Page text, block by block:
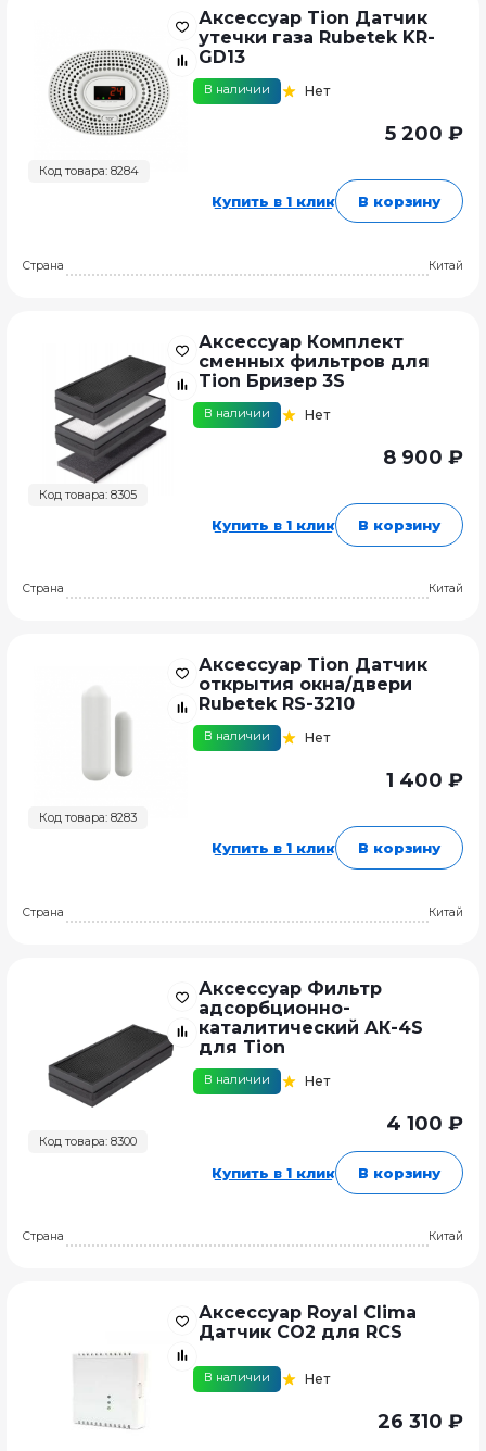
Код товара: 8284
Аксессуар Tion Датчик
утечки газа Rubetek KR-
GD13
В наличии Нет
5 200 ₽
Купить в 1 клик В корзину
Страна Китай
Код товара: 8305
Аксессуар Комплект
сменных фильтров для
Tion Бризер 3S
В наличии Нет
8 900 ₽
Купить в 1 клик В корзину
Страна Китай
Код товара: 8283
Аксессуар Tion Датчик
открытия окна/двери
Rubetek RS-3210
В наличии Нет
1 400 ₽
Купить в 1 клик В корзину
Страна Китай
Код товара: 8300
Аксессуар Фильтр
адсорбционно-
каталитический АК-4S
для Tion
В наличии Нет
4 100 ₽
Купить в 1 клик В корзину
Страна Китай
Аксессуар Royal Clima
Датчик CO2 для RCS
В наличии Нет
26 310 ₽